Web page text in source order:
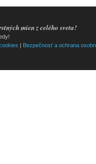
mien z celého sveta!
Bezpečnosť a ochrana